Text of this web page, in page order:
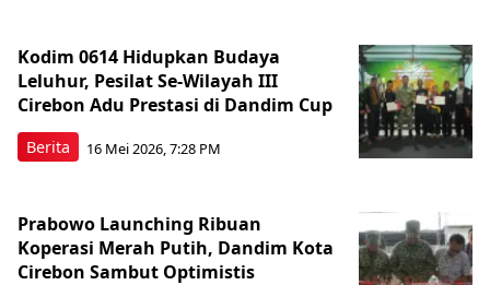
Berita
Kodim 0614 Hidupkan Budaya
Leluhur, Pesilat Se-Wilayah III
Cirebon Adu Prestasi di Dandim Cup
16 Mei 2026, 7:28 PM
Prabowo Launching Ribuan
Koperasi Merah Putih, Dandim Kota
Cirebon Sambut Optimistis